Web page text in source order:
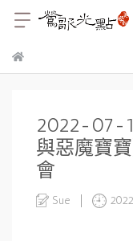
2022-07-
與惡魔寶
會
Sue